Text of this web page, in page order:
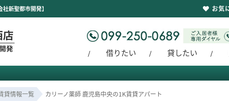
新聖都市開発】
借りたい 貸したい
貸情報一覧 カリーノ薬師 鹿児島中央の1K賃貸アパート
お気